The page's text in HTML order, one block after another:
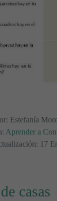
Estefanía
Aprender a
17
casas